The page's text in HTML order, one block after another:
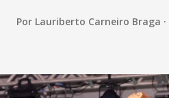
Por Lauriberto Carneiro Braga